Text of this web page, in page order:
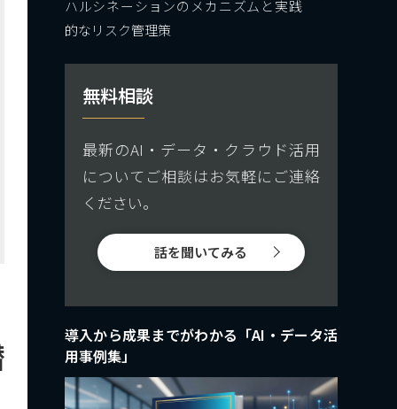
ハルシネーションのメカニズムと実践
的なリスク管理策
無料相談
最新のAI・データ・クラウド活用
についてご相談はお気軽にご連絡
ください。
話を聞いてみる
導入から成果までがわかる「AI・データ活
用事例集」